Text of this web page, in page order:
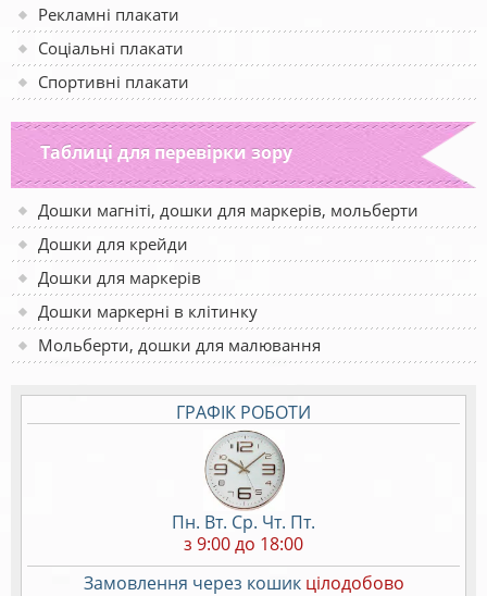
Рекламні плакати
Соціальні плакати
Спортивні плакати
Таблиці для перевірки зору
Дошки магніті, дошки для маркерів, мольберти
Дошки для крейди
Дошки для маркерів
Дошки маркерні в клітинку
Мольберти, дошки для малювання
ГРАФІК РОБОТИ
Пн. Вт. Ср. Чт. Пт.
з 9:00 до 18:00
Замовлення через кошик цілодобово